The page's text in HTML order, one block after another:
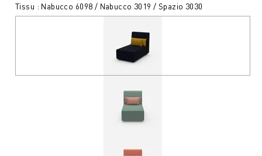
Tissu : Nabucco 6098 / Nabucco 3019 / Spazio 3030